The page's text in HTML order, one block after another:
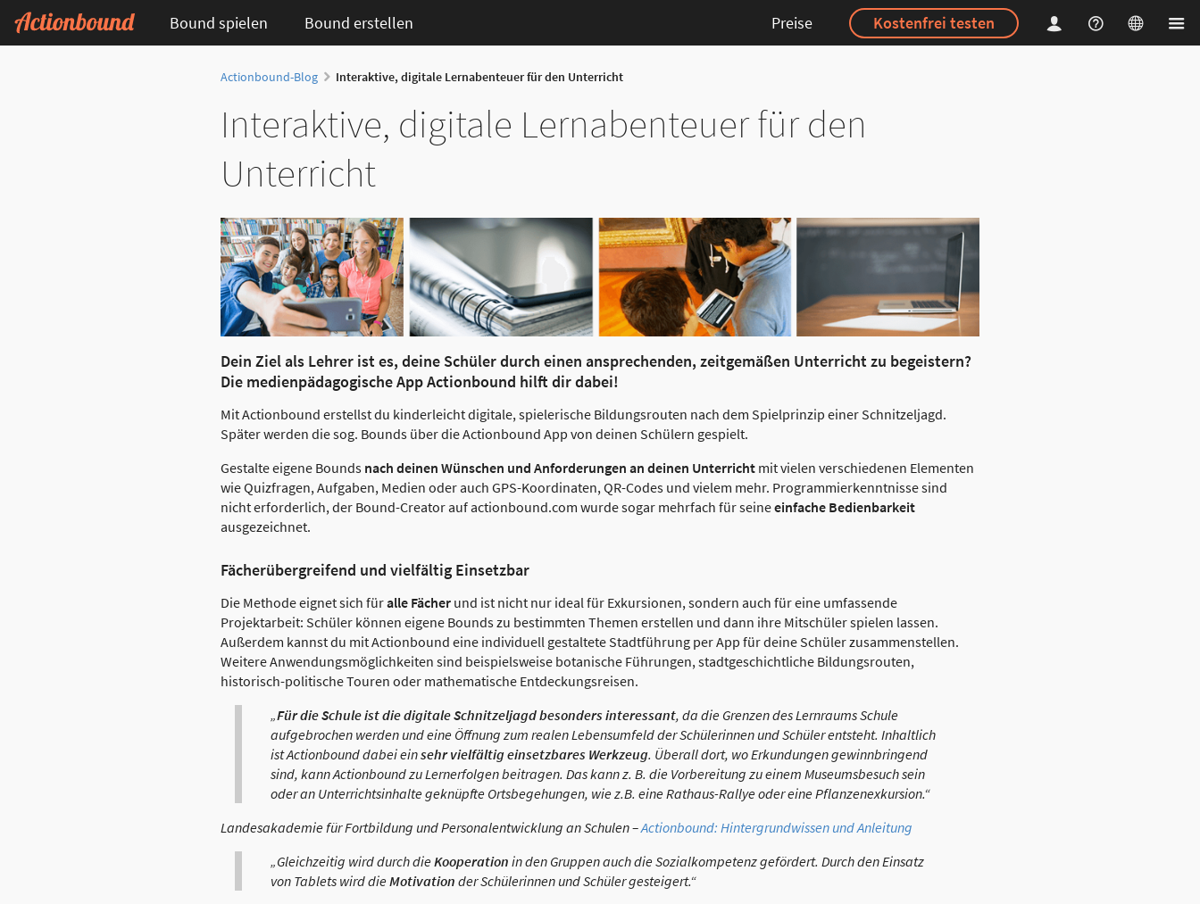
Bound spielen Bound erstellen Preise Kostenfrei testen
Actionbound-Blog Interaktive, digitale Lernabenteuer für den Unterricht
Interaktive, digitale Lernabenteuer für den
Unterricht
Dein Ziel als Lehrer ist es, deine Schüler durch einen ansprechenden, zeitgemäßen Unterricht zu begeistern?
Die medienpädagogische App Actionbound hilft dir dabei!
Mit Actionbound erstellst du kinderleicht digitale, spielerische Bildungsrouten nach dem Spielprinzip einer Schnitzeljagd.
Später werden die sog. Bounds über die Actionbound App von deinen Schülern gespielt.
Gestalte eigene Bounds nach deinen Wünschen und Anforderungen an deinen Unterricht mit vielen verschiedenen Elementen
wie Quizfragen, Aufgaben, Medien oder auch GPS-Koordinaten, QR-Codes und vielem mehr. Programmierkenntnisse sind
nicht erforderlich, der Bound-Creator auf actionbound.com wurde sogar mehrfach für seineeinfache Bedienbarkeit
ausgezeichnet.
Fächerübergreifend und vielfältig Einsetzbar
Die Methode eignet sich füralle Fächer und ist nicht nur ideal für Exkursionen, sondern auch für eine umfassende
Projektarbeit: Schüler können eigene Bounds zu bestimmten Themen erstellen und dann ihre Mitschüler spielen lassen.
Außerdem kannst du mit Actionbound eine individuell gestaltete Stadtführung per App für deine Schüler zusammenstellen.
Weitere Anwendungsmöglichkeiten sind beispielsweise botanische Führungen, stadtgeschichtliche Bildungsrouten,
historisch-politische Touren oder mathematische Entdeckungsreisen.
„Für die Schule ist die digitale Schnitzeljagd besonders interessant, da die Grenzen des Lernraums Schule
aufgebrochen werden und eine Öffnung zum realen Lebensumfeld der Schülerinnen und Schüler entsteht. Inhaltlich
ist Actionbound dabei einsehr vielfältig einsetzbares Werkzeug. Überall dort, wo Erkundungen gewinnbringend
sind, kann Actionbound zu Lernerfolgen beitragen. Das kann z. B. die Vorbereitung zu einem Museumsbesuch sein
oder an Unterrichtsinhalte geknüpfte Ortsbegehungen, wie z.B. eine Rathaus-Rallye oder eine Pflanzenexkursion.“
Landesakademie für Fortbildung und Personalentwicklung an Schulen –Actionbound: Hintergrundwissen und Anleitung
„Gleichzeitig wird durch dieKooperation in den Gruppen auch die Sozialkompetenz gefördert. Durch den Einsatz
von Tablets wird dieMotivation der Schülerinnen und Schüler gesteigert.“